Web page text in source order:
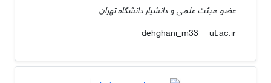
عضو هیئت علمی و دانشیار دانشگاه تهران
dehghani_m33
ut.ac.ir